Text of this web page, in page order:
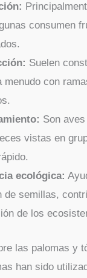
consumen
Suelen
menudo con
Son
vistas en
ecológica:
de semillas,
de los
las palomas y
han sido